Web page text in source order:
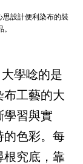
思設計便利染布的裝
學唸的是
布工藝的大
學習與實
的色彩。每
根究底，靠